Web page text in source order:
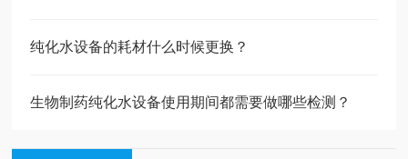
纯化水设备的耗材什么时候更换？
生物制药纯化水设备使用期间都需要做哪些检测？